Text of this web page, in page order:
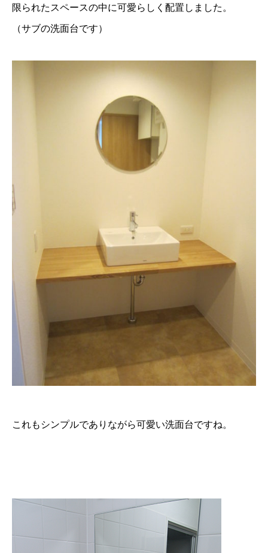
限られたスペースの中に可愛らしく配置しました。
（サブの洗面台です）
これもシンプルでありながら可愛い洗面台ですね。